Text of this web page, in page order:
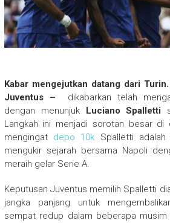
Kabar mengejutkan datang dari
Juventus –
dikabarkan telah
dengan menunjuk
Luciano Spalletti
Langkah ini menjadi sorotan besar di
mengingat depo 10k Spalletti
mengukir sejarah bersama Napoli
meraih gelar Serie A.
Keputusan Juventus memilih Spalletti
jangka panjang untuk
sempat redup dalam beberapa musim